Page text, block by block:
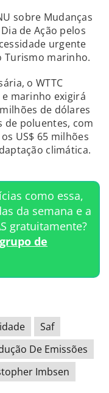
sobre Mudanças
de Ação pelos
urgente
Turismo marinho.
o WTTC
marinho exigirá
de dólares
de poluentes, com
US$ 65 milhões
climática.
como essa,
da semana e a
gratuitamente?
de
Saf
De Emissões
Imbsen